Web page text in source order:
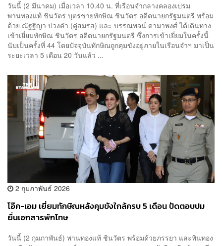
วันนี้ (2 มีนาคม) เมื่อเวลา 10.40 น. ที่เรือนจำกลางคลองเปรม
พานทองแท้ ชินวัตร บุตรชายทักษิณ ชินวัตร อดีตนายกรัฐมนตรี พร้อม
ด้วย ณัฐฐิญา ปวงคำ (คู่สมรส) และ บรรณพจน์ ดามาพงศ์ ได้เดินทาง
เข้าเยี่ยมทักษิณ ชินวัตร อดีตนายกรัฐมนตรี ซึ่งการเข้าเยี่ยมในครั้งนี้
นับเป็นครั้งที่ 44 โดยปัจจุบันทักษิณถูกคุมขังอยู่ภายในเรือนจำฯ มาเป็น
ระยะเวลา 5 เดือน 20 วันแล้ว ...
2 กุมภาพันธ์ 2026
โอ๊ค-เอม เยี่ยมทักษิณหลังคุมขังใกล้ครบ 5 เดือน ปัดตอบปม
ยื่นเอกสารพักโทษ
วันนี้ (2 กุมภาพันธ์) พานทองแท้ ชินวัตร พร้อมด้วยภรรยา และพินทอง